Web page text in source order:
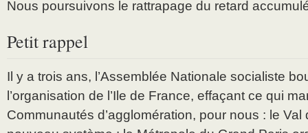
Nous poursuivons le rattrapage du retard
Petit rappel
Il y a trois ans, l’Assemblée Nationale socialiste
l’organisation de l’Ile de France, effaçant ce qui
Communautés d’agglomération, pour nous : le